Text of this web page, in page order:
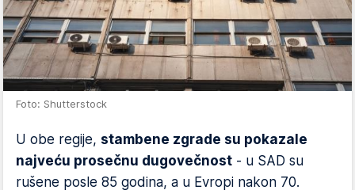
Foto: Shutterstock
U obe regije, stambene zgrade su pokazale
najveću prosečnu dugovečnost - u SAD su
rušene posle 85 godina, a u Evropi nakon 70.